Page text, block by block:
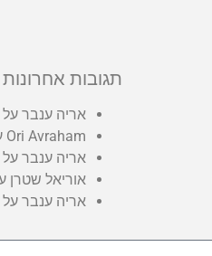
תגובות אחרונות
אריה ענבר על
Ori Avraham
אריה ענבר על
אוריאל שטרן
אריה ענבר על